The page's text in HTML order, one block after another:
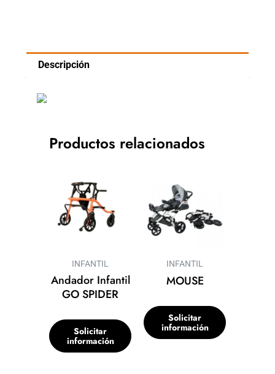
Descripción
Productos relacionados
INFANTIL
Andador Infantil
GO SPIDER
Solicitar
información
INFANTIL
MOUSE
Solicitar
información